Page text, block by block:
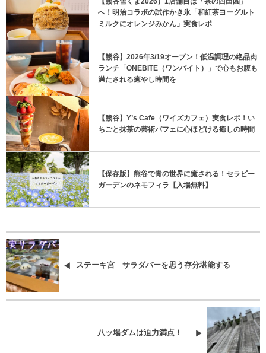
へ！明治コラボの試作かき氷「和紅茶ヨーグルト
ミルクにオレンジみかん」実食レポ
【熊谷】2026年3/19オープン！低温調理の絶品肉
ランチ「ONEBITE（ワンバイト）」で心もお腹も
満たされる癒やし時間を
【熊谷】Y’s Cafe（ワイズカフェ）実食レポ！い
ちごと抹茶の芸術パフェに心ほどける癒しの時間
【保存版】熊谷で青の世界に癒される！セラピー
ガーデンのネモフィラ【入場無料】
ステーキ宮 サラダバーを思う存分堪能する
八ッ場ダムは迫力満点！